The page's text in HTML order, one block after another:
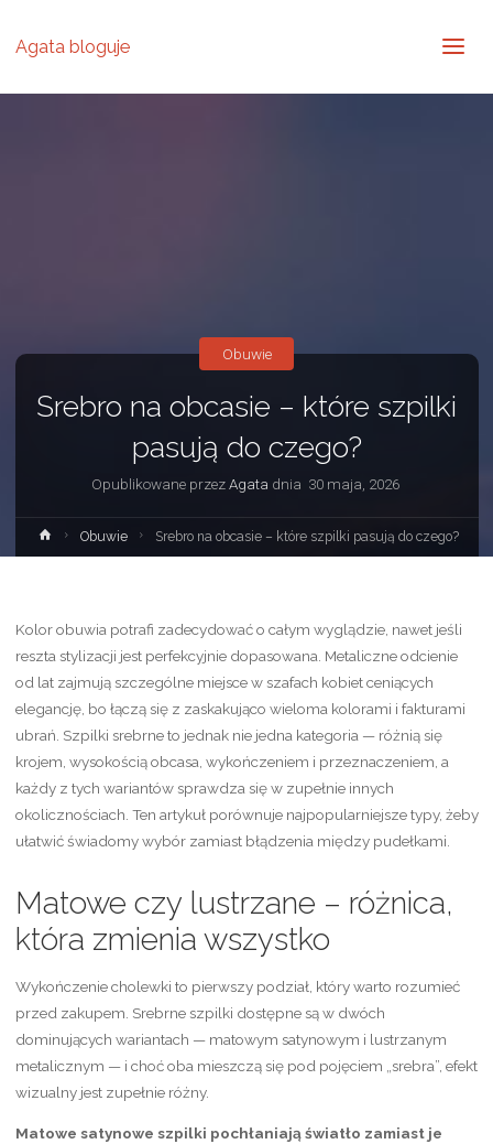
Agata bloguje
Srebro na obcasie – które szpilki
pasują do czego?
Opublikowane przezAgata dnia 30 maja, 2026
Obuwie
Strona
główna
Obuwie Srebro na obcasie – które szpilki pasują do czego?
Kolor obuwia potrafi zadecydować o całym wyglądzie, nawet jeśli
reszta stylizacji jest perfekcyjnie dopasowana. Metaliczne odcienie
od lat zajmują szczególne miejsce w szafach kobiet ceniących
elegancję, bo łączą się z zaskakująco wieloma kolorami i fakturami
ubrań. Szpilki srebrne to jednak nie jedna kategoria — różnią się
krojem, wysokością obcasa, wykończeniem i przeznaczeniem, a
każdy z tych wariantów sprawdza się w zupełnie innych
okolicznościach. Ten artykuł porównuje najpopularniejsze typy, żeby
ułatwić świadomy wybór zamiast błądzenia między pudełkami.
Matowe czy lustrzane – różnica,
która zmienia wszystko
Wykończenie cholewki to pierwszy podział, który warto rozumieć
przed zakupem. Srebrne szpilki dostępne są w dwóch
dominujących wariantach — matowym satynowym i lustrzanym
metalicznym — i choć oba mieszczą się pod pojęciem „srebra”, efekt
wizualny jest zupełnie różny.
Matowe satynowe szpilki pochłaniają światło zamiast je